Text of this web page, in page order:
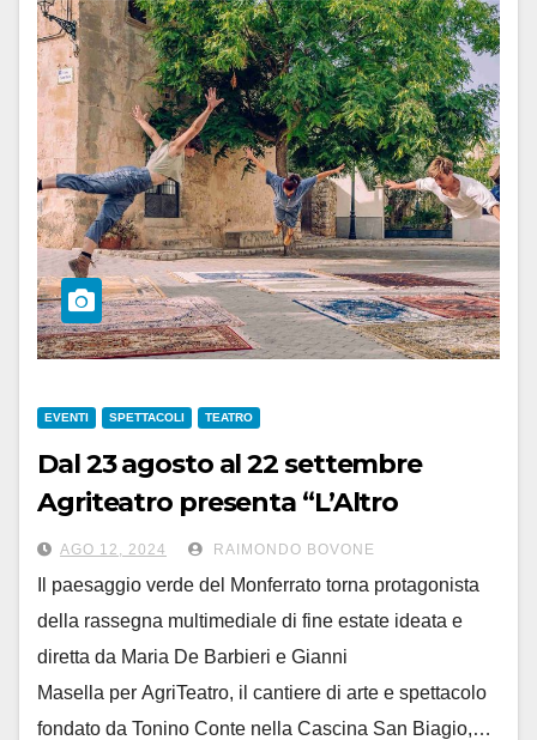
EVENTI SPETTACOLI TEATRO
Dal 23 agosto al 22 settembre
Agriteatro presenta “L’Altro
Monferrato”, spettacoli tra Cascine
e Castelli
AGO 12, 2024 RAIMONDO BOVONE
Il paesaggio verde del Monferrato torna protagonista
della rassegna multimediale di fine estate ideata e
diretta da Maria De Barbieri e Gianni
Masella per AgriTeatro, il cantiere di arte e spettacolo
fondato da Tonino Conte nella Cascina San Biagio,…